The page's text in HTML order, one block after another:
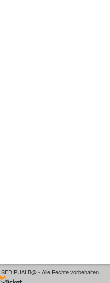
- Alle Rechte vorbehalten.